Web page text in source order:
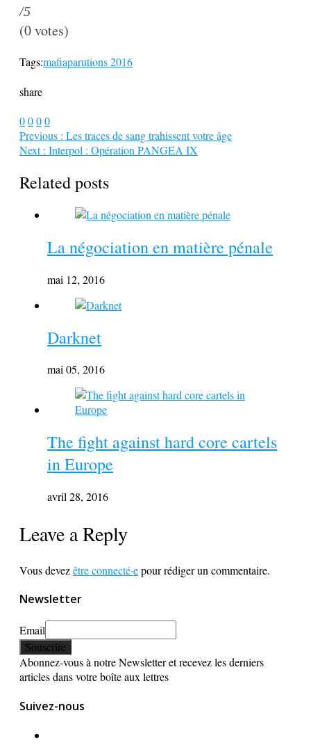
/5
(0votes)
Tags:mafiaparutions 2016
share
0000
Previous : Les traces de sang trahissent votre âge
Next : Interpol : Opération PANGEA IX
Related posts
La négociation en matière pénale
mai 12, 2016
Darknet
mai 05, 2016
The fight against hard core cartels
in Europe
avril 28, 2016
Leave a Reply
Vous devezêtre connecté·epour rédiger un commentaire.
Newsletter
Email
Abonnez-vous à notre Newsletter et recevez les derniers
articles dans votre boîte aux lettres
Suivez-nous